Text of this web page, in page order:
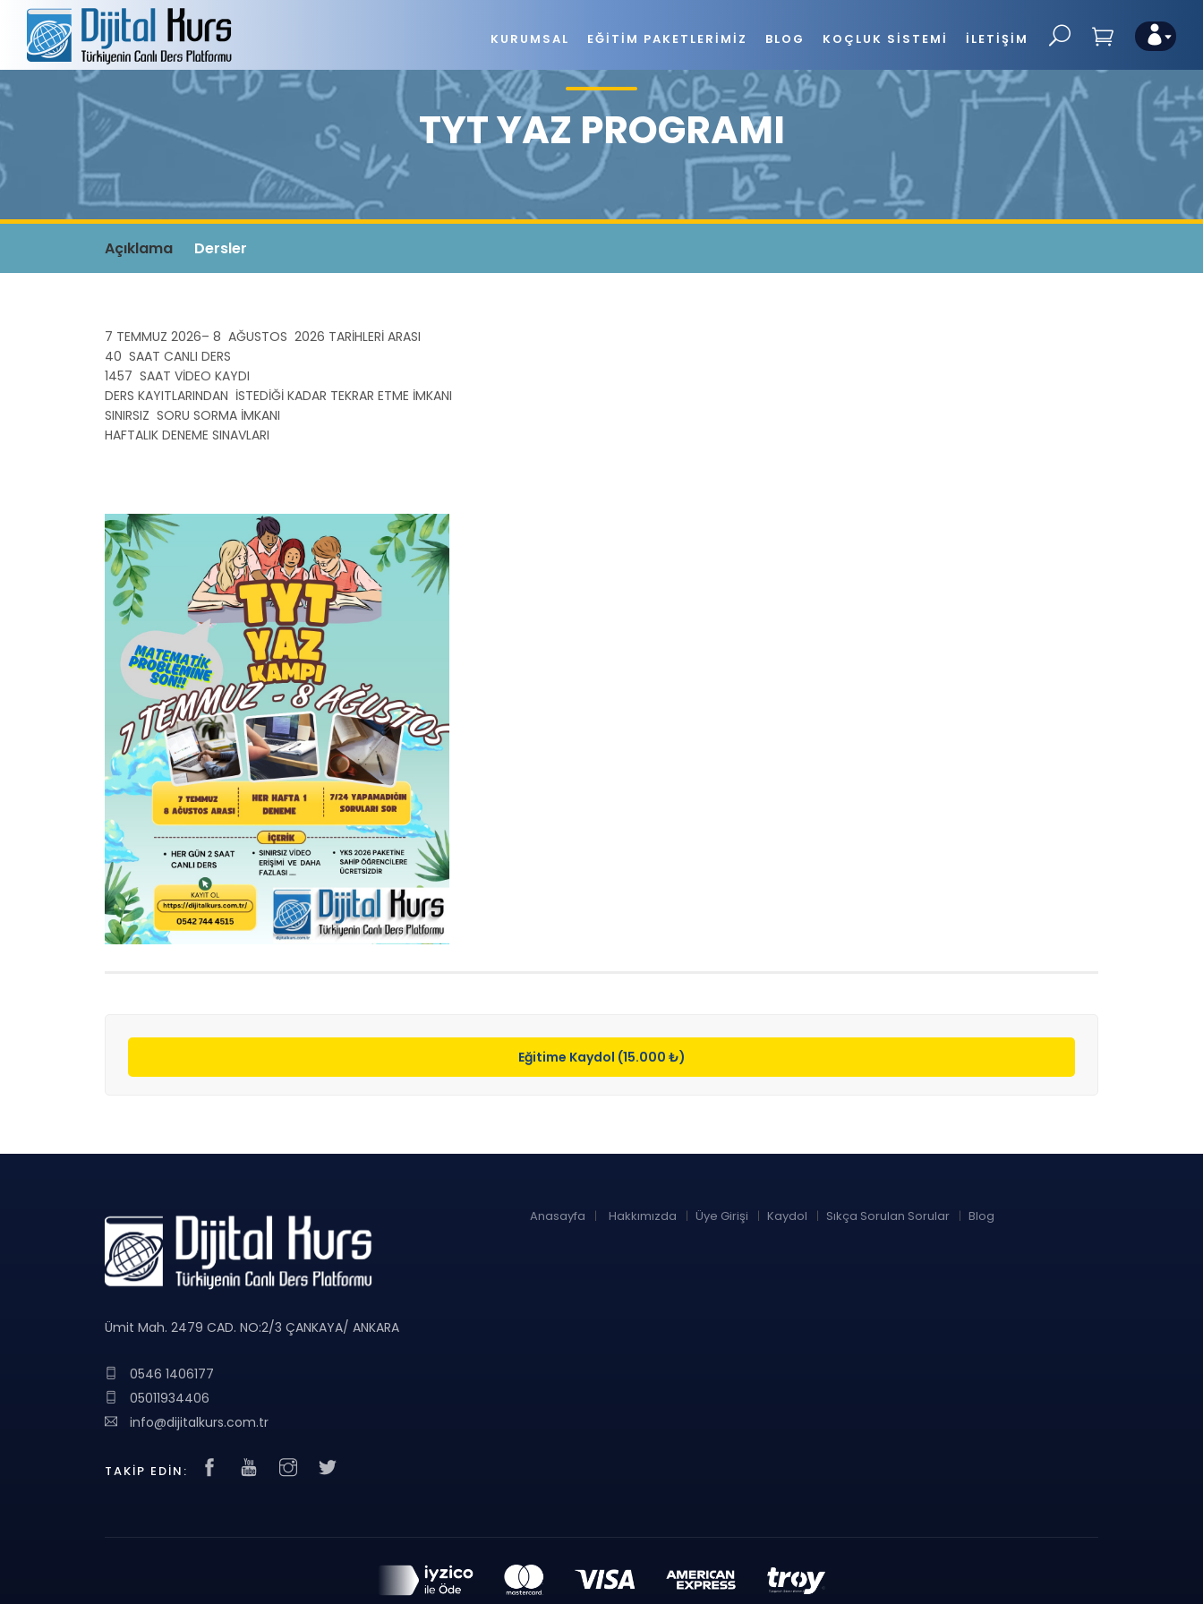
TYT YAZ PROGRAMI
Açıklama Dersler
7 TEMMUZ 2026– 8 AĞUSTOS 2026 TARİHLERİ ARASI
40 SAAT CANLI DERS
1457 SAAT VİDEO KAYDI
DERS KAYITLARINDAN İSTEDİĞİ KADAR TEKRAR ETME İMKANI
SINIRSIZ SORU SORMA İMKANI
HAFTALIK DENEME SINAVLARI
Eğitime Kaydol (15.000 ₺)
Ümit Mah. 2479 CAD. NO:2/3 ÇANKAYA/ ANKARA
0546 1406177
05011934406
info@dijitalkurs.com.tr
TAKIP EDIN:
Anasayfa Hakkımızda Üye Girişi Kaydol Sıkça Sorulan Sorular Blog
KURUMSAL EĞITIM PAKETLERIMIZ BLOG KOÇLUK SISTEMI İLETIŞIM